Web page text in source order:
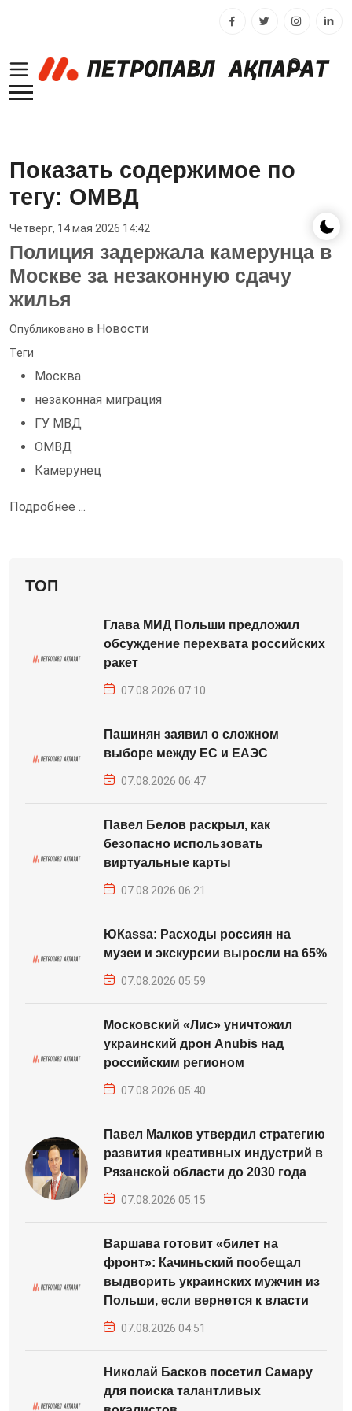
Показать содержимое по
тегу: ОМВД
Четверг, 14 мая 2026 14:42
Полиция задержала камерунца в
Москве за незаконную сдачу
жилья
Опубликовано в Новости
Теги
Москва
незаконная миграция
ГУ МВД
ОМВД
Камерунец
Подробнее ...
ТОП
Глава МИД Польши предложил
обсуждение перехвата российских
ракет
07.08.2026 07:10
Пашинян заявил о сложном
выборе между ЕС и ЕАЭС
07.08.2026 06:47
Павел Белов раскрыл, как
безопасно использовать
виртуальные карты
07.08.2026 06:21
ЮКаssa: Расходы россиян на
музеи и экскурсии выросли на 65%
07.08.2026 05:59
Московский «Лис» уничтожил
украинский дрон Anubis над
российским регионом
07.08.2026 05:40
Павел Малков утвердил стратегию
развития креативных индустрий в
Рязанской области до 2030 года
07.08.2026 05:15
Варшава готовит «билет на
фронт»: Качиньский пообещал
выдворить украинских мужчин из
Польши, если вернется к власти
07.08.2026 04:51
Николай Басков посетил Самару
для поиска талантливых